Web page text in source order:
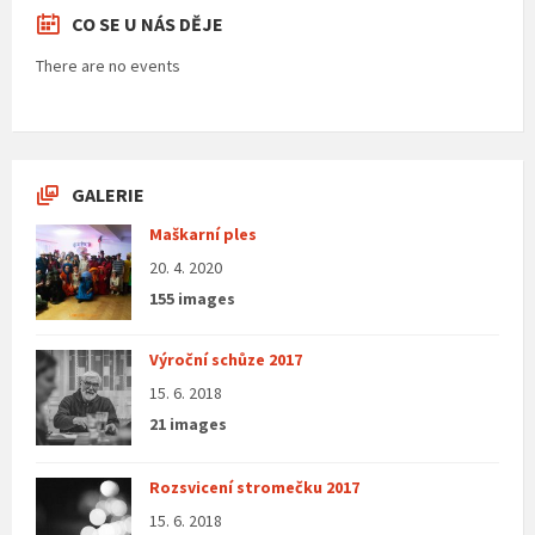
CO SE U NÁS DĚJE
There are no events
GALERIE
Maškarní ples
20. 4. 2020
155 images
Výroční schůze 2017
15. 6. 2018
21 images
Rozsvicení stromečku 2017
15. 6. 2018